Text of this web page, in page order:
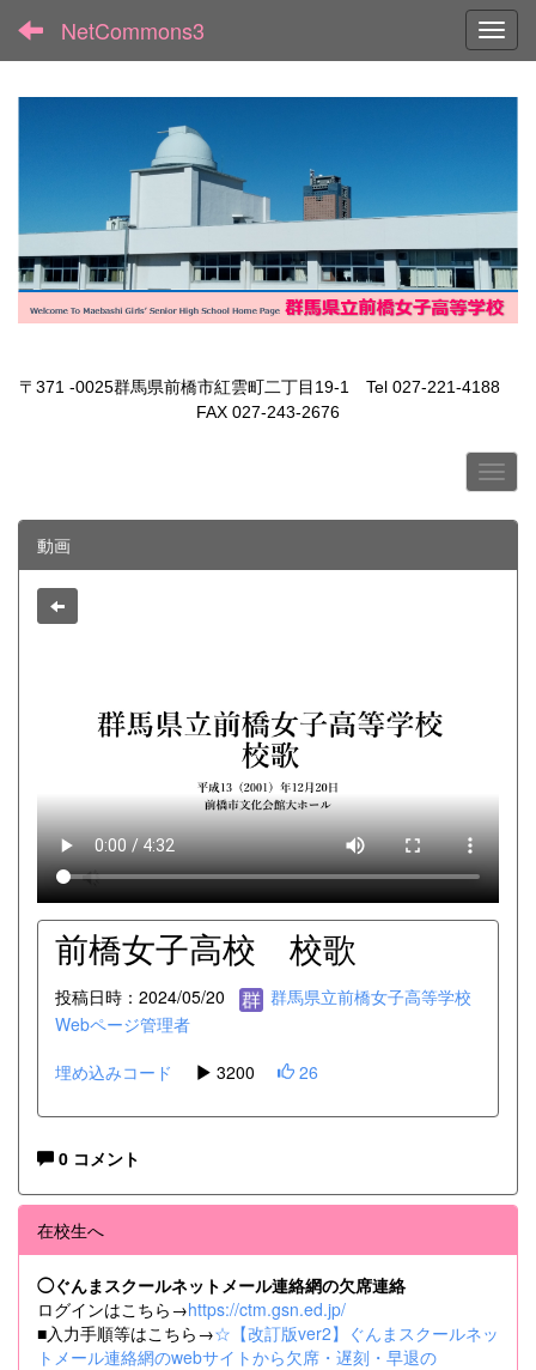
NetCommons3
〒371 -0025群馬県前橋市紅雲町二丁目19-1 Tel 027-221-4188
FAX 027-243-2676
動画
前橋女子高校 校歌
投稿日時：2024/05/20
群馬県立前橋女子高等学校
Webページ管理者
埋め込みコード
3200 26
0 コメント
在校生へ
◯ぐんまスクールネットメール連絡網の欠席連絡
ログインはこちら→https://ctm.gsn.ed.jp/
■入力手順等はこちら→☆【改訂版ver2】ぐんまスクールネッ
トメール連絡網のwebサイトから欠席・遅刻・早退の